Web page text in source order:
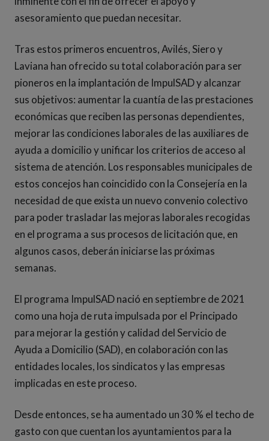
asesoramiento que puedan necesitar.
Tras estos primeros encuentros, Avilés, Siero y
Laviana han ofrecido su total colaboración para ser
pioneros en la implantación de ImpulSAD y alcanzar
sus objetivos: aumentar la cuantía de las prestaciones
económicas que reciben las personas dependientes,
mejorar las condiciones laborales de las auxiliares de
ayuda a domicilio y unificar los criterios de acceso al
sistema de atención. Los responsables municipales de
estos concejos han coincidido con la Consejería en la
necesidad de que exista un nuevo convenio colectivo
para poder trasladar las mejoras laborales recogidas
en el programa a sus procesos de licitación que, en
algunos casos, deberán iniciarse las próximas
semanas.
El programa ImpulSAD nació en septiembre de 2021
como una hoja de ruta impulsada por el Principado
para mejorar la gestión y calidad del Servicio de
Ayuda a Domicilio (SAD), en colaboración con las
entidades locales, los sindicatos y las empresas
implicadas en este proceso.
Desde entonces, se ha aumentado un 30 % el techo de
gasto con que cuentan los ayuntamientos para la